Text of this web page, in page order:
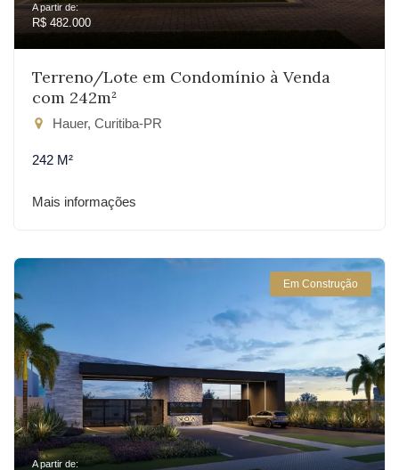
A partir de:
R$ 482.000
Terreno/Lote em Condomínio à Venda
com 242m²
Hauer, Curitiba-PR
242 M²
Mais informações
Em Construção
A partir de: